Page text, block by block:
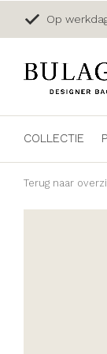
COLLECTIE
Op
Terug naar